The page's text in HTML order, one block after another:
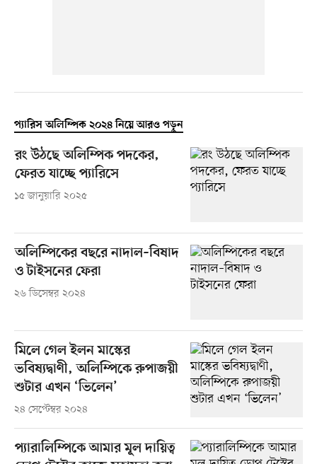
প্যারিস অলিম্পিক ২০২৪ নিয়ে আরও পড়ুন
রং উঠছে অলিম্পিক পদকের,
ফেরত যাচ্ছে প্যারিসে
১৫ জানুয়ারি ২০২৫
অলিম্পিকের বছরে নাদাল–বিষাদ
ও টাইসনের ফেরা
২৬ ডিসেম্বর ২০২৪
মিলে গেল ইলন মাস্কের
ভবিষ্যদ্বাণী, অলিম্পিকে রুপাজয়ী
শুটার এখন ‘ভিলেন’
২৪ সেপ্টেম্বর ২০২৪
প্যারালিম্পিকে আমার মূল দায়িত্ব